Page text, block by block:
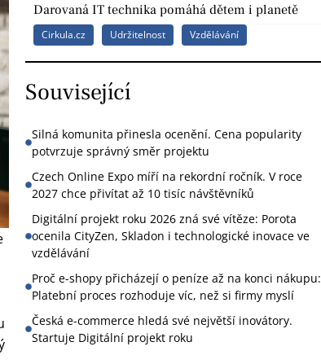
Darovaná IT technika pomáhá dětem i planetě
Cirkula.cz Udržitelnost Vzdělávání
Související
Silná komunita přinesla ocenění. Cena popularity
potvrzuje správný směr projektu
Czech Online Expo míří na rekordní ročník. V roce
2027 chce přivítat až 10 tisíc návštěvníků
Digitální projekt roku 2026 zná své vítěze: Porota
ocenila CityZen, Skladon i technologické inovace ve
vzdělávání
Proč e-shopy přicházejí o peníze až na konci nákupu:
Platební proces rozhoduje víc, než si firmy myslí
Česká e-commerce hledá své největší inovátory.
Startuje Digitální projekt roku